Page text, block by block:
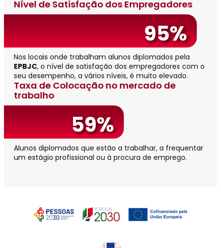
Nível de Satisfação dos Empregadores
95%
Nos locais onde trabalham alunos diplomados pela
EPBJC, o nível de satisfação dos empregadores com o
seu desempenho, a vários níveis, é muito elevado.
Taxa de Colocação no mercado de
trabalho
59%
Alunos diplomados que estão a trabalhar, a frequentar
um estágio profissional ou à procura de emprego.